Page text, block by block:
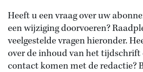
Heeft u een vraag over uw
een wijziging doorvoeren?
veelgestelde vragen hieronder.
over de inhoud van het
contact komen met de redactie?